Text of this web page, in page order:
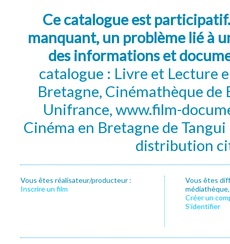
Ce catalogue est
manquant, un problème lié à
des informations et
catalogue : Livre et Lecture
Bretagne, Cinémathèque de
Unifrance, www.film-
Cinéma en Bretagne de
distribution
Vous êtes réalisateur/producteur :
Inscrire un film
Vous êtes
Créer un
S’identifier